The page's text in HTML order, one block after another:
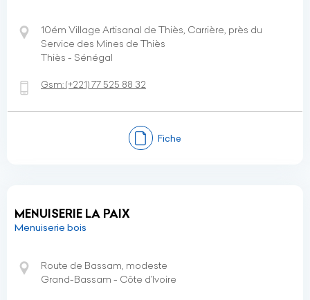
10ém Village Artisanal de Thiès, Carrière, près du
Service des Mines de Thiès
Thiès - Sénégal
Gsm:(+221)77 525 88 32
Fiche
MENUISERIE LA PAIX
Menuiserie bois
Route de Bassam, modeste
Grand-Bassam - Côte d’Ivoire